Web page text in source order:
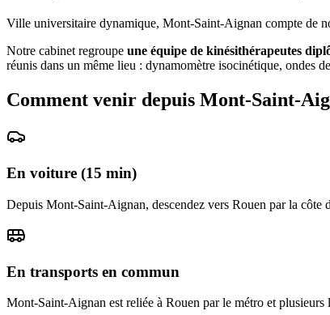
Ville universitaire dynamique, Mont-Saint-Aignan compte de
Notre cabinet regroupe une équipe de kinésithérapeutes
réunis dans un même lieu : dynamomètre isocinétique, ondes
Comment venir depuis Mont-Saint-
En voiture (15 min)
Depuis Mont-Saint-Aignan, descendez vers Rouen par la
En transports en commun
Mont-Saint-Aignan est reliée à Rouen par le métro et